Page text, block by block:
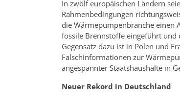
In zwölf europäischen Ländern
Rahmenbedingungen
die Wärmepumpenbranche einen
fossile Brennstoffe eingeführt
Gegensatz dazu ist in Polen und
Falschinformationen zur
angespannter Staatshaushalte in
Neuer Rekord in Deutschland